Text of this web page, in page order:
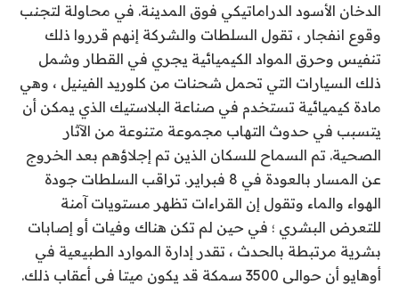
الدخان الأسود الدراماتيكي فوق المدينة. في محاولة لتجنب
وقوع انفجار ، تقول السلطات والشركة إنهم قرروا ذلك
تنفيس وحرق المواد الكيميائية يجري في القطار وشمل
ذلك السيارات التي تحمل شحنات من كلوريد الفينيل ، وهي
مادة كيميائية تستخدم في صناعة البلاستيك الذي يمكن أن
يتسبب في حدوث التهاب مجموعة متنوعة من الآثار
الصحية. تم السماح للسكان الذين تم إجلاؤهم بعد الخروج
عن المسار بالعودة في 8 فبراير. تراقب السلطات جودة
الهواء والماء وتقول إن القراءات تظهر مستويات آمنة
للتعرض البشري ؛ في حين لم تكن هناك وفيات أو إصابات
بشرية مرتبطة بالحدث ، تقدر إدارة الموارد الطبيعية في
أوهايو أن حوالي 3500 سمكة
قد يكون ميتا في أعقاب ذلك.